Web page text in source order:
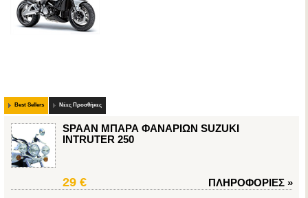
Best Sellers Νέες Προσθήκες
SPAAN ΜΠΑΡΑ ΦΑΝΑΡΙΩΝ SUZUKI
INTRUTER 250
29 € ΠΛΗΡΟΦΟΡΙΕΣ »